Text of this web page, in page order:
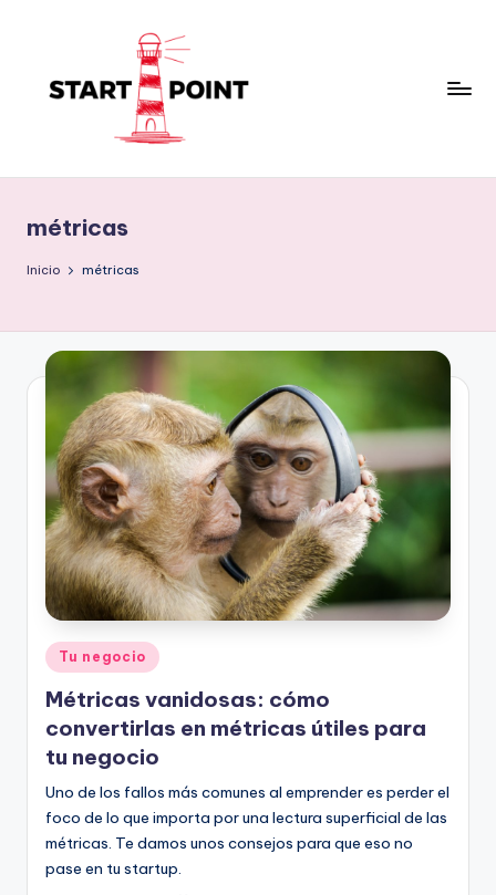
contenido
métricas
Inicio métricas
Publicado
en
Tu negocio
Métricas vanidosas: cómo
convertirlas en métricas útiles para
tu negocio
Uno de los fallos más comunes al emprender es perder el
foco de lo que importa por una lectura superficial de las
métricas. Te damos unos consejos para que eso no
pase en tu startup.